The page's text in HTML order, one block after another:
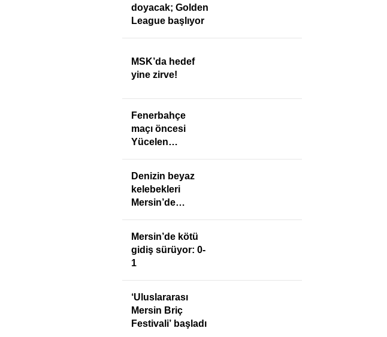
doyacak; Golden
League başlıyor
MSK’da hedef
yine zirve!
Fenerbahçe
maçı öncesi
Yücelen
Denizin beyaz
kelebekleri
Mersin’de
Mersin’de kötü
gidiş sürüyor: 0-
1
‘Uluslararası
Mersin Briç
Festivali’ başladı